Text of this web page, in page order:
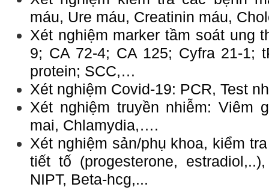
máu, Ure máu, Creatinin máu,
Xét nghiệm marker tầm soát ung
9; CA 72-4; CA 125; Cyfra 21-1;
protein; SCC,…
Xét nghiệm Covid-19: PCR, Test
Xét nghiệm truyền nhiễm: Viêm
mai, Chlamydia,….
Xét nghiệm sản/phụ khoa, kiểm
tiết tố (progesterone,
NIPT, Beta-hcg,...